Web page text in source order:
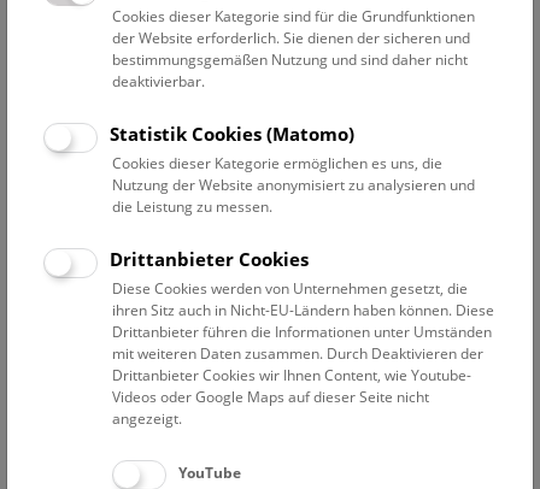
Keine Buchung mehr möglich.
Die Überblicksführung durch die Studiensammlung zeigt
ausgewählte Präparate zu verschiedenen Erkrankungen wie
Tuberkulose, Syphilis oder Ichthyose.
Manche heute noch präsente Krankheiten wie Brustkrebs
und Pilzerkrankungen wirken durch die historischen
Moulagen lebensecht. Auch auf die Entwicklung der
Interesse der Gäste kann bei dieser Führung eingegangen
werden. Dauer ca. 45 Minuten.
NHM Narrenturm
Weitere Informationen zu Führungen finden Siehier.
Kontakt und Anmeldung:
+43 1 52177-625;pas@nhm.at
Cookies dieser Kategorie sind für die Grundfunktionen
der Website erforderlich. Sie dienen der sicheren und
bestimmungsgemäßen Nutzung und sind daher nicht
deaktivierbar.
Statistik Cookies (Matomo)
Cookies dieser Kategorie ermöglichen es uns, die
Nutzung der Website anonymisiert zu analysieren und
die Leistung zu messen.
Drittanbieter Cookies
Diese Cookies werden von Unternehmen gesetzt, die
ihren Sitz auch in Nicht-EU-Ländern haben können. Diese
Drittanbieter führen die Informationen unter Umständen
mit weiteren Daten zusammen. Durch Deaktivieren der
Drittanbieter Cookies wir Ihnen Content, wie Youtube-
Videos oder Google Maps auf dieser Seite nicht
angezeigt.
YouTube